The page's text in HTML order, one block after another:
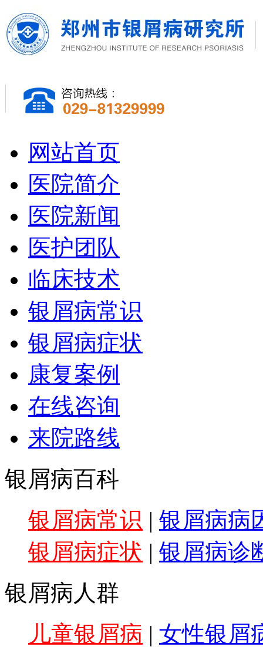
网站首页
医院简介
医院新闻
医护团队
临床技术
银屑病常识
银屑病症状
康复案例
在线咨询
来院路线
银屑病百科
银屑病常识 | 银屑病病
银屑病症状 | 银屑病诊
银屑病人群
儿童银屑病 | 女性银屑